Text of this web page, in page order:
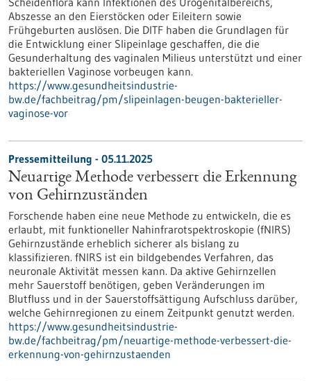
Abszesse an den Eierstöcken oder Eileitern sowie
Frühgeburten auslösen. Die DITF haben die Grundlagen für
die Entwicklung einer Slipeinlage geschaffen, die die
Gesunderhaltung des vaginalen Milieus unterstützt und einer
bakteriellen Vaginose vorbeugen kann.
https://www.gesundheitsindustrie-
bw.de/fachbeitrag/pm/slipeinlagen-beugen-bakterieller-
vaginose-vor
Pressemitteilung - 05.11.2025
Neuartige Methode verbessert die Erkennung
von Gehirnzuständen
Forschende haben eine neue Methode zu entwickeln, die es
erlaubt, mit funktioneller Nahinfrarotspektroskopie (fNIRS)
Gehirnzustände erheblich sicherer als bislang zu
klassifizieren. fNIRS ist ein bildgebendes Verfahren, das
neuronale Aktivität messen kann. Da aktive Gehirnzellen
mehr Sauerstoff benötigen, geben Veränderungen im
Blutfluss und in der Sauerstoffsättigung Aufschluss darüber,
welche Gehirnregionen zu einem Zeitpunkt genutzt werden.
https://www.gesundheitsindustrie-
bw.de/fachbeitrag/pm/neuartige-methode-verbessert-die-
erkennung-von-gehirnzustaenden